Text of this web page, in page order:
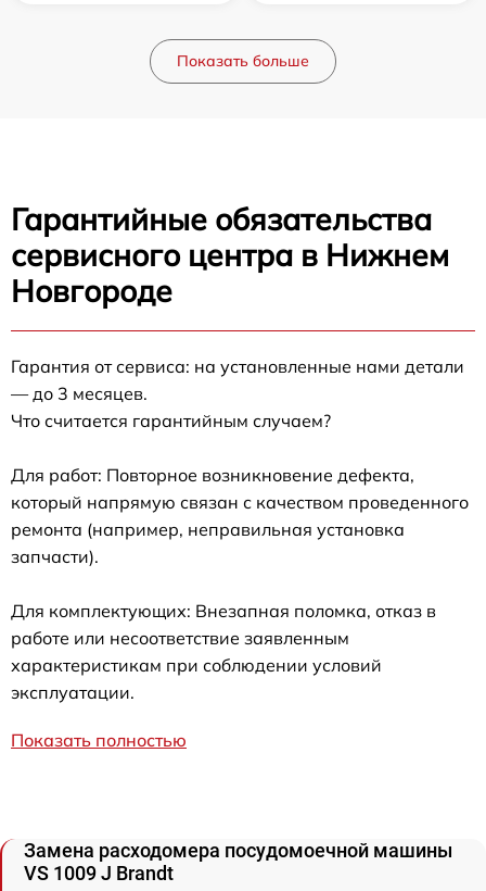
Показать больше
Гарантийные обязательства
сервисного центра в Нижнем
Новгороде
Гарантия от сервиса: на установленные нами детали
— до 3 месяцев.
Что считается гарантийным случаем?
Для работ: Повторное возникновение дефекта,
который напрямую связан с качеством проведенного
ремонта (например, неправильная установка
запчасти).
Для комплектующих: Внезапная поломка, отказ в
работе или несоответствие заявленным
характеристикам при соблюдении условий
эксплуатации.
Показать полностью
Замена расходомера посудомоечной машины
VS 1009 J Brandt